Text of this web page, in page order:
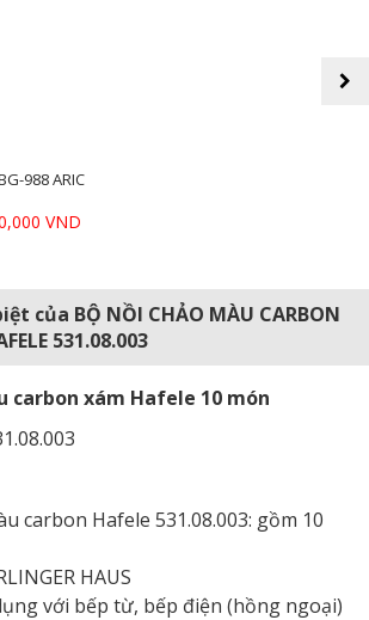
988 ARIC
VND
next
của BỘ NỒI CHẢO MÀU CARBON
531.08.003
carbon xám Hafele 10 món
carbon Hafele 531.08.003: gồm 10
HAUS
với bếp từ, bếp điện (hồng ngoại)